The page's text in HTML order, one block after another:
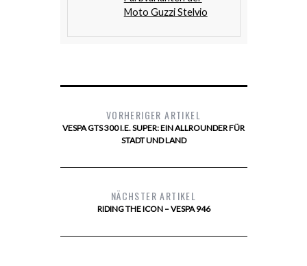
Moto Guzzi Stelvio
VORHERIGER ARTIKEL
VESPA GTS 300 I.E. SUPER: EIN ALLROUNDER FÜR
STADT UND LAND
NÄCHSTER ARTIKEL
RIDING THE ICON – VESPA 946